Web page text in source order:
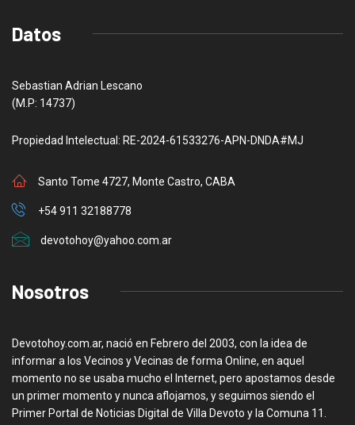
Datos
Sebastian Adrian Lescano
(M.P: 14737)
Propiedad Intelectual: RE-2024-61533276-APN-DNDA#MJ
Santo Tome 4727, Monte Castro, CABA
+54 911 32188778
devotohoy@yahoo.com.ar
Nosotros
Devotohoy.com.ar, nació en Febrero del 2003, con la idea de
informar a los Vecinos y Vecinas de forma Online, en aquel
momento no se usaba mucho el Internet, pero apostamos desde
un primer momento y nunca aflojamos, y seguimos siendo el
Primer Portal de Noticias Digital de Villa Devoto y la Comuna 11.